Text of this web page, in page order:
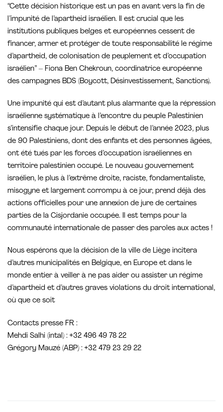
“Cette décision historique est un pas en avant vers la fin de
l’impunité de l’apartheid israélien. Il est crucial que les
institutions publiques belges et européennes cessent de
financer, armer et protéger de toute responsabilité le régime
d’apartheid, de colonisation de peuplement et d’occupation
israélien” – Fiona Ben Chekroun, coordinatrice européenne
des campagnes BDS (Boycott, Désinvestissement, Sanctions).
Une impunité qui est d’autant plus alarmante que la répression
israélienne systématique à l’encontre du peuple Palestinien
s’intensifie chaque jour. Depuis le début de l’année 2023, plus
de 90 Palestiniens, dont des enfants et des personnes âgées,
ont été tués par les forces d’occupation israéliennes en
territoire palestinien occupé. Le nouveau gouvernement
israélien, le plus à l’extrême droite, raciste, fondamentaliste,
misogyne et largement corrompu à ce jour, prend déjà des
actions officielles pour une annexion de jure de certaines
parties de la Cisjordanie occupée. Il est temps pour la
communauté internationale de passer des paroles aux actes !
Nous espérons que la décision de la ville de Liège incitera
d’autres municipalités en Belgique, en Europe et dans le
monde entier à veiller à ne pas aider ou assister un régime
d’apartheid et d’autres graves violations du droit international,
où que ce soit
Contacts presse FR :
Mehdi Salhi (intal) : +32 496 49 78 22
Grégory Mauzé (ABP) : +32 479 23 29 22